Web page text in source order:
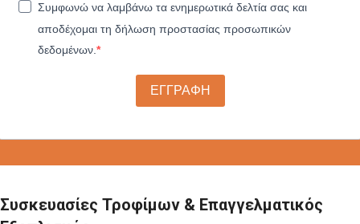
Συμφωνώ να λαμβάνω τα ενημερωτικά δελτία σας και
αποδέχομαι τη δήλωση προστασίας προσωπικών
δεδομένων.
ΕΓΓΡΑΦΗ
Συσκευασίες Τροφίμων & Επαγγελματικός